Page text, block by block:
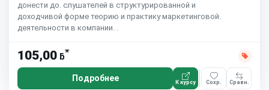
донести до. слушателей в структурированной и
доходчивой форме теорию и практику маркетинговой.
деятельности в компании. .
105,00 ƃ*
Подробнее К курсу Сохр. Сравн.